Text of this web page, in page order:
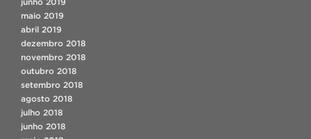
maio 2019
abril 2019
dezembro 2018
novembro 2018
outubro 2018
setembro 2018
agosto 2018
julho 2018
junho 2018